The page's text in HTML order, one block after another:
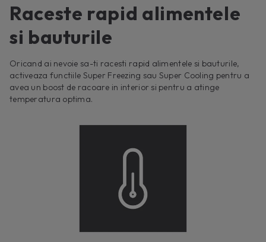
Raceste rapid alimentele
si bauturile
Oricand ai nevoie sa-ti racesti rapid alimentele si bauturile,
activeaza functiile Super Freezing sau Super Cooling pentru a
avea un boost de racoare in interior si pentru a atinge
temperatura optima.